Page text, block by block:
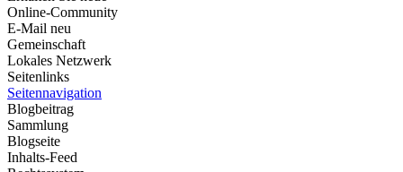
Online-Community
E-Mail neu
Gemeinschaft
Lokales Netzwerk
Seitenlinks
Seitennavigation
Blogbeitrag
Sammlung
Blogseite
Inhalts-Feed